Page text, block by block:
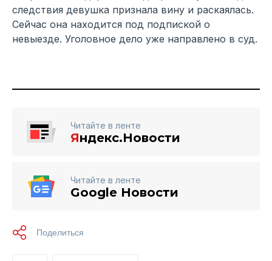
следствия девушка признала вину и раскаялась.
Сейчас она находится под подпиской о
невыезде. Уголовное дело уже направлено в суд.
Читайте в ленте
Яндекс.Новости
Читайте в ленте
Google Новости